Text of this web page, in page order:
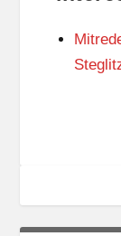
N
S
O
N